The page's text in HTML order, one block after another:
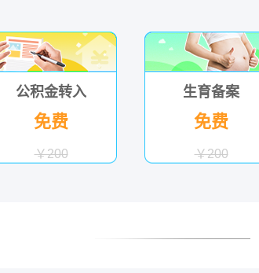
公积金转入
免费
￥200
生育备案
免费
￥200